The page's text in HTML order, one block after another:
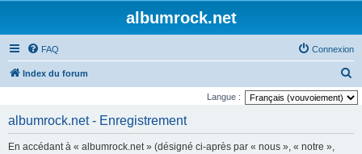
albumrock.net
FAQ Connexion
Index du forum
e
Langue :
albumrock.net - Enregistrement
En accédant à « albumrock.net » (désigné ci-après par « nous », « notre »,